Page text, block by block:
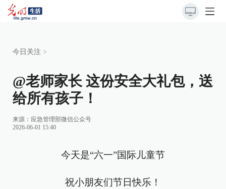
今日关注 >
@老师家长 这份安全大礼包，送
给所有孩子！
来源： 应急管理部微信公众号
2026-06-01 15:40
今天是“六一”国际儿童节
祝小朋友们节日快乐！